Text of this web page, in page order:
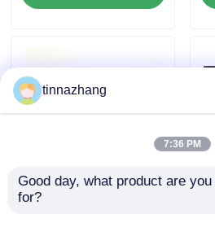
Bizimle iletişime geçin
Bir teklif isteği
Kauçuk yağ keçesi
Metal-Kauçuk
tinnazhang
7:36 PM
Good day, what product are
for?